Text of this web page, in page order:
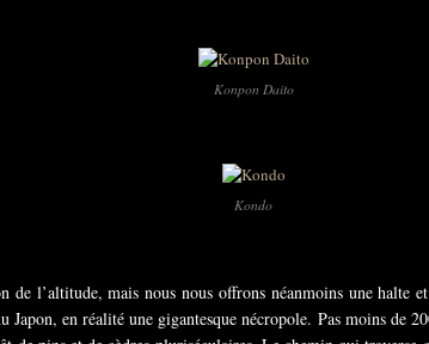
Konpon Daito
Kondo
de l’altitude, mais nous nous offrons néanmoins une halte
en réalité une gigantesque nécropole. Pas moins de